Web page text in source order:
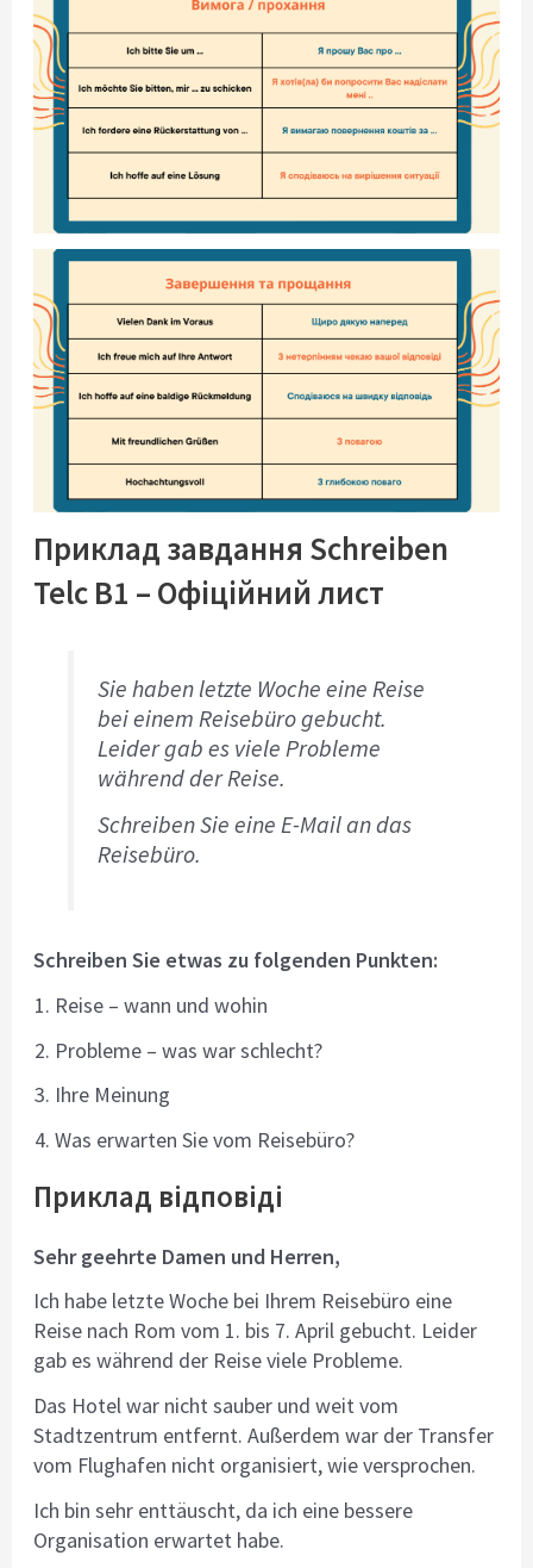
Приклад завдання Schreiben
Telc B1 – Офіційний лист
Sie haben letzte Woche eine Reise
bei einem Reisebüro gebucht.
Leider gab es viele Probleme
während der Reise.
Schreiben Sie eine E-Mail an das
Reisebüro.
Schreiben Sie etwas zu folgenden Punkten:
Reise – wann und wohin
Probleme – was war schlecht?
Ihre Meinung
Was erwarten Sie vom Reisebüro?
Приклад відповіді
Sehr geehrte Damen und Herren,
Ich habe letzte Woche bei Ihrem Reisebüro eine
Reise nach Rom vom 1. bis 7. April gebucht. Leider
gab es während der Reise viele Probleme.
Das Hotel war nicht sauber und weit vom
Stadtzentrum entfernt. Außerdem war der Transfer
vom Flughafen nicht organisiert, wie versprochen.
Ich bin sehr enttäuscht, da ich eine bessere
Organisation erwartet habe.